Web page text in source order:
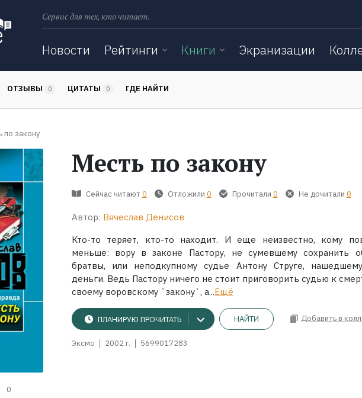
Сервис для тех, кто читает.
Новости Рейтинги Книги Экранизации
ОТЗЫВЫ 0 ЦИТАТЫ 0 ГДЕ НАЙТИ
по закону
0
Месть по закону
Сейчас читают 0 Отложили 0 Прочитали 0 Не дочитали 0
Автор: Вячеслав Денисов
Кто-то теряет, кто-то находит. И еще неизвестно, кому
меньше: вору в законе Пастору, не сумевшему сохранить
братвы, или неподкупному судье Антону Струге,
деньги. Ведь Пастору ничего не стоит приговорить судью к
своему воровскому `закону`, а...Ещё
ПЛАНИРУЮ ПРОЧИТАТЬ НАЙТИ Добавить в
Эксмо 2002 г. 5699017283